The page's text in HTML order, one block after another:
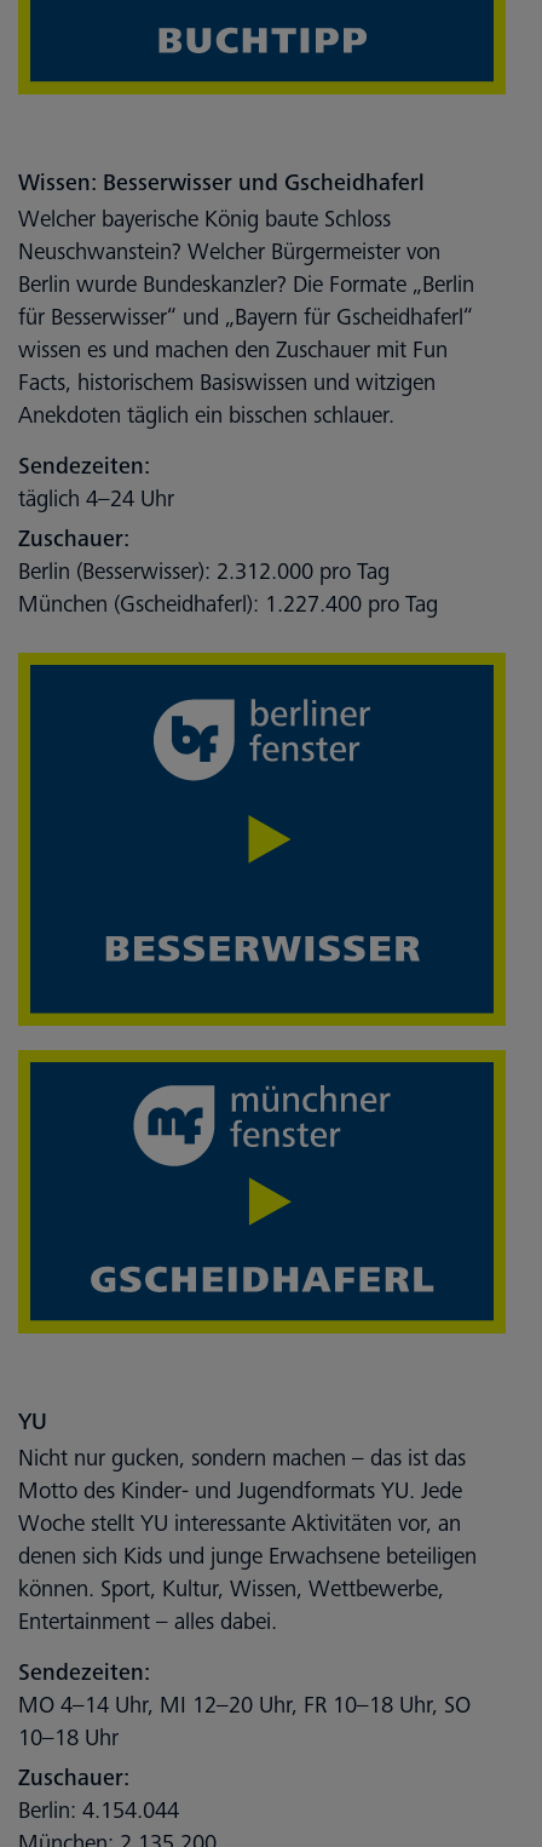
Wissen: Besserwisser und Gscheidhaferl
Welcher bayerische König baute Schloss
Neuschwanstein? Welcher Bürgermeister von
Berlin wurde Bundeskanzler? Die Formate „Berlin
für Besserwisser“ und „Bayern für Gscheidhaferl“
wissen es und machen den Zuschauer mit Fun
Facts, historischem Basiswissen und witzigen
Anekdoten täglich ein bisschen schlauer.
Sendezeiten:
täglich 4–24 Uhr
Zuschauer:
Berlin (Besserwisser): 2.312.000 pro Tag
München (Gscheidhaferl): 1.227.400 pro Tag
YU
Nicht nur gucken, sondern machen – das ist das
Motto des Kinder- und Jugendformats YU. Jede
Woche stellt YU interessante Aktivitäten vor, an
denen sich Kids und junge Erwachsene beteiligen
können. Sport, Kultur, Wissen, Wettbewerbe,
Entertainment – alles dabei.
Sendezeiten:
MO 4–14 Uhr, MI 12–20 Uhr, FR 10–18 Uhr, SO
10–18 Uhr
Zuschauer:
Berlin: 4.154.044